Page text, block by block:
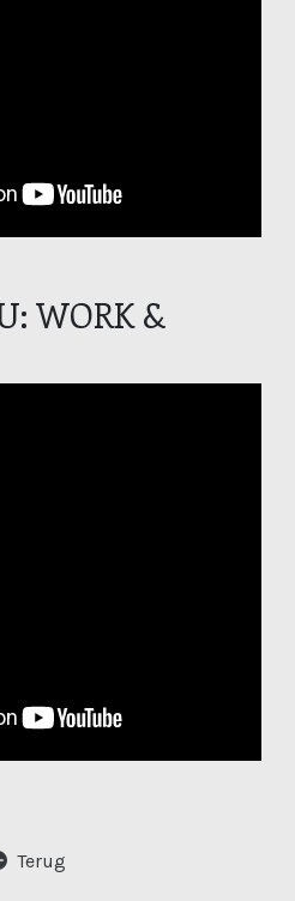
WORK &
Terug